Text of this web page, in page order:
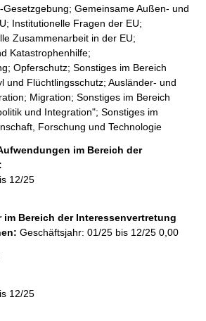
Gesetzgebung; Gemeinsame Außen- und
Institutionelle Fragen der EU;
Zusammenarbeit in der EU;
Katastrophenhilfe;
Opferschutz; Sonstiges im Bereich
und Flüchtlingsschutz; Ausländer- und
Migration; Sonstiges im Bereich
und Integration"; Sonstiges im
Forschung und Technologie
im Bereich der
12/25
Bereich der Interessenvertretung
Geschäftsjahr: 01/25 bis 12/25 0,00
12/25